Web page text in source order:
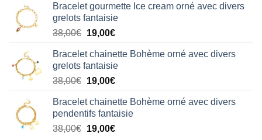
initial
était :
38,00€.
actuel
est :
19,00€.
Bracelet gourmette Ice cream orné avec divers
grelots fantaisie
38,00€ Le
initial
était :
38,00€.
19,00€Le
actuel
est :
19,00€.
Bracelet chainette Bohème orné avec divers
grelots fantaisie
38,00€ Le
initial
était :
38,00€.
19,00€Le
actuel
est :
19,00€.
Bracelet chainette Bohème orné avec divers
pendentifs fantaisie
38,00€ Le
19,00€Le